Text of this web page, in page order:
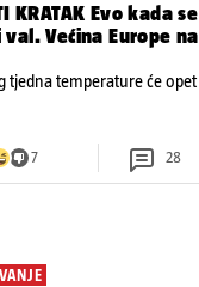
KRATAK Evo kada se
Većina Europe na
tjedna temperature će opet
7 28